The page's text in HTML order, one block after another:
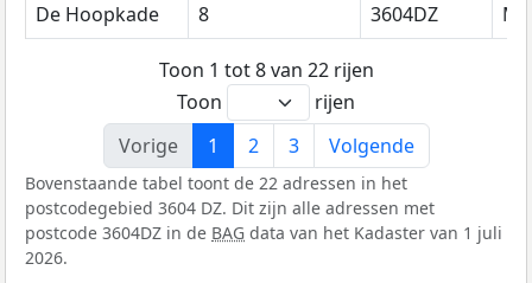
De Hoopkade
8 3604DZ
Toon 1 tot 8 van 22 rijen
Toon
rijen
Vorige
1 2 3 Volgende
Bovenstaande tabel toont de 22 adressen in het
postcodegebied 3604 DZ. Dit zijn alle adressen met
postcode 3604DZ in de BAG data van het Kadaster van 1 juli
2026.